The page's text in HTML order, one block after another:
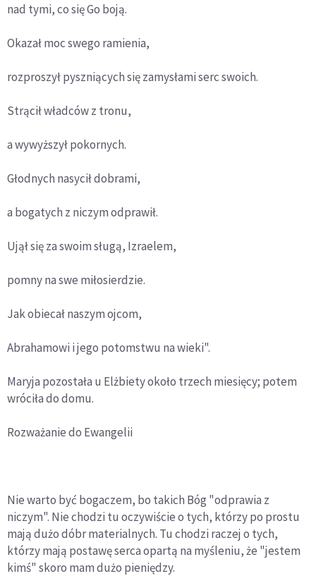
nad tymi, co się Go boją.
Okazał moc swego ramienia,
rozproszył pyszniących się zamysłami serc swoich.
Strącił władców z tronu,
a wywyższył pokornych.
Głodnych nasycił dobrami,
a bogatych z niczym odprawił.
Ujął się za swoim sługą, Izraelem,
pomny na swe miłosierdzie.
Jak obiecał naszym ojcom,
Abrahamowi i jego potomstwu na wieki".
Maryja pozostała u Elżbiety około trzech miesięcy; potem
wróciła do domu.
Rozważanie do Ewangelii
Nie warto być bogaczem, bo takich Bóg "odprawia z
niczym". Nie chodzi tu oczywiście o tych, którzy po prostu
mają dużo dóbr materialnych. Tu chodzi raczej o tych,
którzy mają postawę serca opartą na myśleniu, że "jestem
kimś" skoro mam dużo pieniędzy.